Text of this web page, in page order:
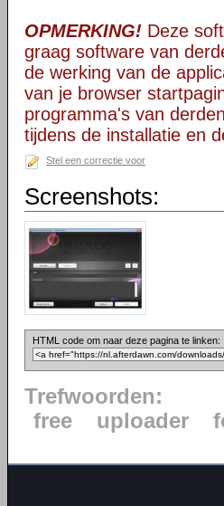
OPMERKING! Deze
graag software van
de werking van de
van je browser
programma's van
tijdens de installatie en
Stel een correctie voor
Screenshots:
HTML code om naar deze pagina te linken:
Trefwoorden:
free
uploader